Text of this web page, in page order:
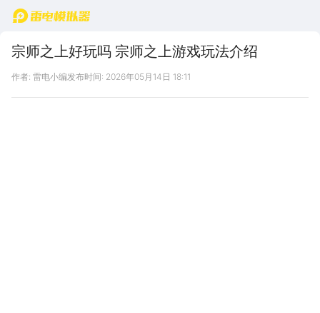
首页
宗师之上好玩吗 宗师之上游戏玩法介绍
作者: 雷电小编发布时间: 2026年05月14日 18:11